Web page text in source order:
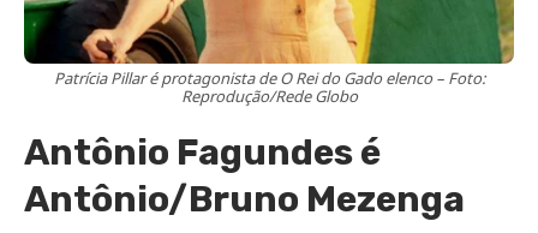
Patrícia Pillar é protagonista de O Rei do Gado elenco – Foto:
Reprodução/Rede Globo
Antônio Fagundes é
Antônio/Bruno Mezenga